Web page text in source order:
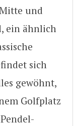
und
ein ähnlich
sich
gewöhnt,
Golfplatz